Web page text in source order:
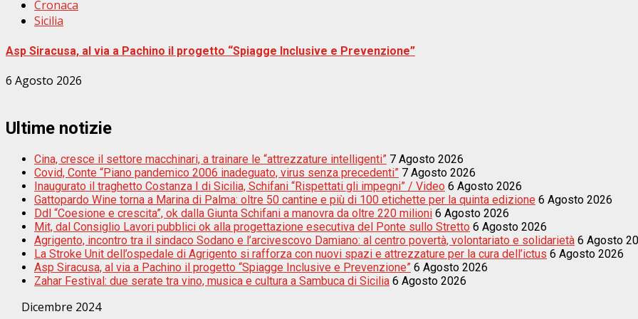
Cronaca
Sicilia
Asp Siracusa, al via a Pachino il progetto “Spiagge Inclusive e Prevenzione”
6 Agosto 2026
Ultime notizie
Cina, cresce il settore macchinari, a trainare le “attrezzature intelligenti” 7 Agosto 2026
Covid, Conte “Piano pandemico 2006 inadeguato, virus senza precedenti” 7 Agosto 2026
Inaugurato il traghetto Costanza I di Sicilia, Schifani “Rispettati gli impegni” / Video 6 Agosto 2026
Gattopardo Wine torna a Marina di Palma: oltre 50 cantine e più di 100 etichette per la quinta edizione 6 Agosto 2026
Ddl “Coesione e crescita”, ok dalla Giunta Schifani a manovra da oltre 220 milioni 6 Agosto 2026
Mit, dal Consiglio Lavori pubblici ok alla progettazione esecutiva del Ponte sullo Stretto 6 Agosto 2026
Agrigento, incontro tra il sindaco Sodano e l’arcivescovo Damiano: al centro povertà, volontariato e solidarietà 6 Agosto
La Stroke Unit dell’ospedale di Agrigento si rafforza con nuovi spazi e attrezzature per la cura dell’ictus 6 Agosto 2026
Asp Siracusa, al via a Pachino il progetto “Spiagge Inclusive e Prevenzione” 6 Agosto 2026
Zahar Festival: due serate tra vino, musica e cultura a Sambuca di Sicilia 6 Agosto 2026
Dicembre 2024